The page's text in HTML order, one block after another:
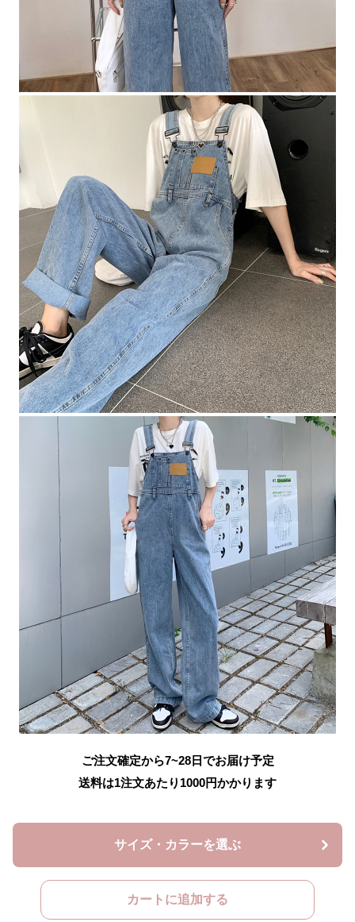
ご注文確定から7~28日でお届け予定
送料は1注文あたり 1000円かかります
サイズ・カラーを選ぶ
カートに追加する